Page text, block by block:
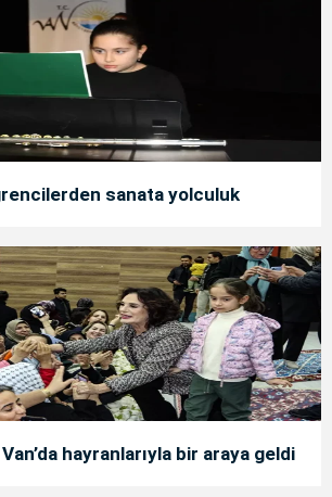
sanata yolculuk
hayranlarıyla bir araya geldi